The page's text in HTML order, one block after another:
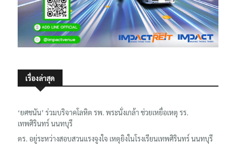
เรื่องล่าสุด
‘ยศชนัน’ ร่วมบริจาคโลหิต รพ. พระนั่งเกล้า ช่วยเหยื่อเหตุ รร.
เทพศิรินทร์ นนทบุรี
ตร. อยู่ระหว่างสอบสวนแรงจูงใจ เหตุยิงในโรงเรียนเทพศิรินทร์ นนทบุรี